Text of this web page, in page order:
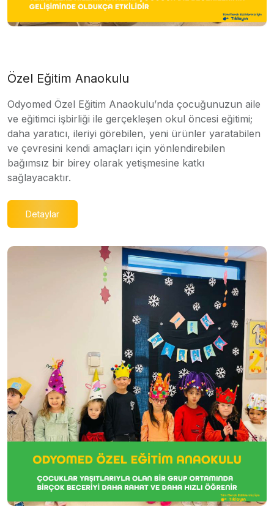
Özel Eğitim Anaokulu
Odyomed Özel Eğitim Anaokulu’nda çocuğunuzun aile
ve eğitimci işbirliği ile gerçekleşen okul öncesi eğitimi;
daha yaratıcı, ileriyi görebilen, yeni ürünler yaratabilen
ve çevresini kendi amaçları için yönlendirebilen
bağımsız bir birey olarak yetişmesine katkı
sağlayacaktır.
Detaylar